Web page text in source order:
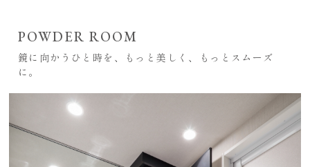
POWDER ROOM
鏡に向かうひと時を、もっと美しく、もっとスムーズ
に。